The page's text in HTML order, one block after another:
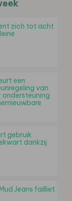
zich tot acht
een
van
gebruik
dankzij
Jeans failliet